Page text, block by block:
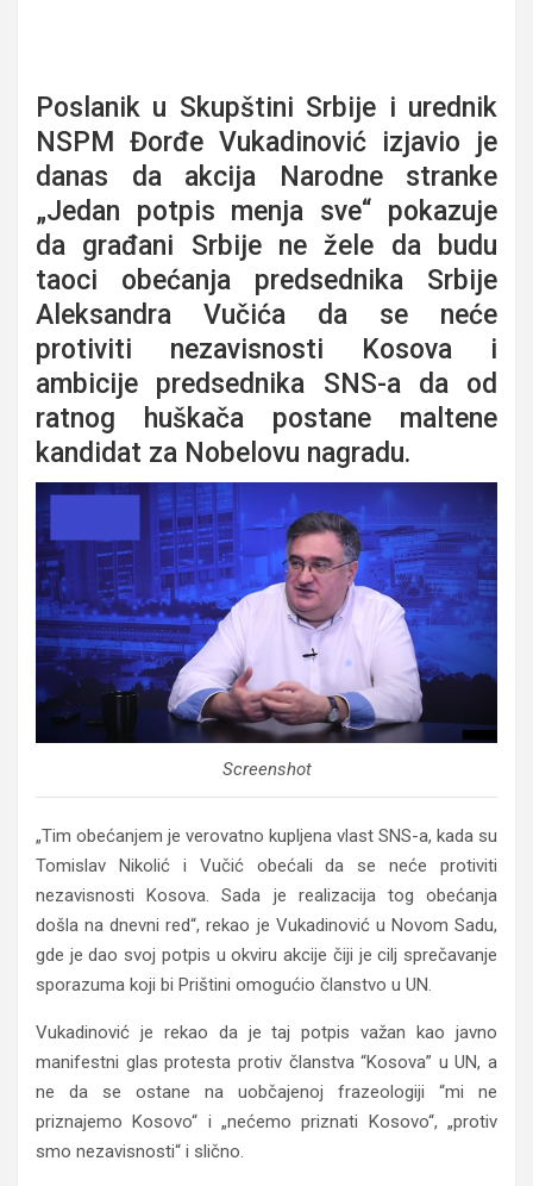
Poslanik u Skupštini Srbije i urednik
NSPM Đorđe Vukadinović izjavio je
danas da akcija Narodne stranke
„Jedan potpis menja sve“ pokazuje
da građani Srbije ne žele da budu
taoci obećanja predsednika Srbije
Aleksandra Vučića da se neće
protiviti nezavisnosti Kosova i
ambicije predsednika SNS-a da od
ratnog huškača postane maltene
kandidat za Nobelovu nagradu.
Screenshot
„Tim obećanjem je verovatno kupljena vlast SNS-a, kada su
Tomislav Nikolić i Vučić obećali da se neće protiviti
nezavisnosti Kosova. Sada je realizacija tog obećanja
došla na dnevni red“, rekao je Vukadinović u Novom Sadu,
gde je dao svoj potpis u okviru akcije čiji je cilj sprečavanje
sporazuma koji bi Prištini omogućio članstvo u UN.
Vukadinović je rekao da je taj potpis važan kao javno
manifestni glas protesta protiv članstva “Kosova” u UN, a
ne da se ostane na uobčajenoj frazeologiji “mi ne
priznajemo Kosovo“ i „nećemo priznati Kosovo“, „protiv
smo nezavisnosti“ i slično.